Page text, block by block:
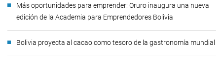
Más oportunidades para emprender: Oruro inaugura una nueva
edición de la Academia para Emprendedores Bolivia
Bolivia proyecta al cacao como tesoro de la gastronomía mundial